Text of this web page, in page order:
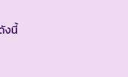
งนี้